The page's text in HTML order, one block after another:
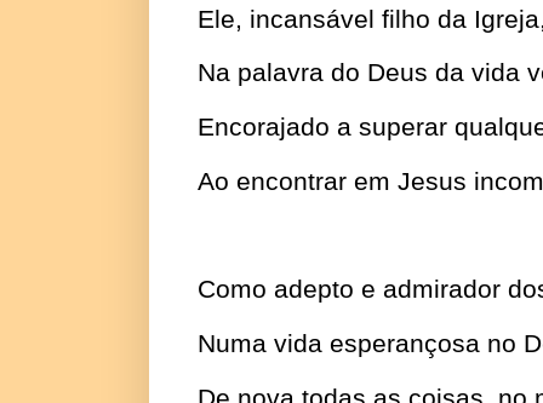
Ele, incansável filho da
Na palavra do Deus da vida
Encorajado a superar
Ao encontrar em Jesus
Como adepto e admirador
Numa vida esperançosa no
De nova todas as coisas, no